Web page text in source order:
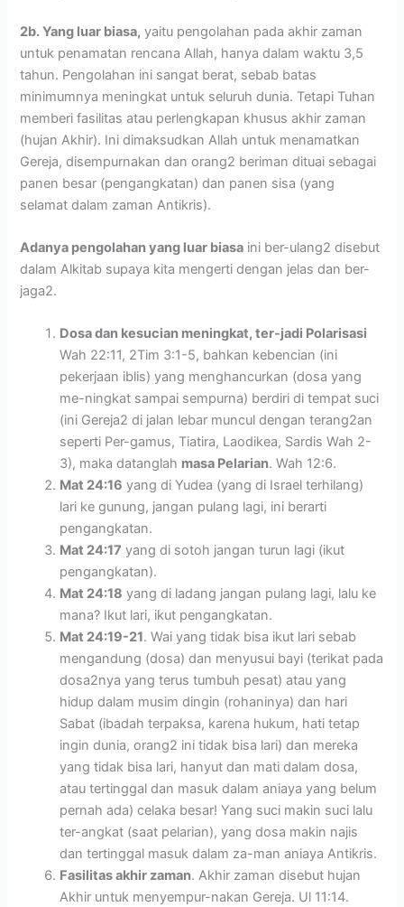
2b. Yang luar biasa, yaitu pengolahan pada akhir zaman
untuk penamatan rencana Allah, hanya dalam waktu 3,5
tahun. Pengolahan ini sangat berat, sebab batas
minimumnya meningkat untuk seluruh dunia. Tetapi Tuhan
memberi fasilitas atau perlengkapan khusus akhir zaman
(hujan Akhir). Ini dimaksudkan Allah untuk menamatkan
Gereja, disempurnakan dan orang2 beriman dituai sebagai
panen besar (pengangkatan) dan panen sisa (yang
selamat dalam zaman Antikris).
Adanya pengolahan yang luar biasa ini ber-ulang2 disebut
dalam Alkitab supaya kita mengerti dengan jelas dan ber-
jaga2.
Dosa dan kesucian meningkat, ter-jadi Polarisasi
Wah 22:11, 2Tim 3:1-5, bahkan kebencian (ini
pekerjaan iblis) yang menghancurkan (dosa yang
me-ningkat sampai sempurna) berdiri di tempat suci
(ini Gereja2 di jalan lebar muncul dengan terang2an
seperti Per-gamus, Tiatira, Laodikea, Sardis Wah 2-
3), maka datanglah masa Pelarian. Wah 12:6.
Mat 24:16 yang di Yudea (yang di Israel terhilang)
lari ke gunung, jangan pulang lagi, ini berarti
pengangkatan.
Mat 24:17 yang di sotoh jangan turun lagi (ikut
pengangkatan).
Mat 24:18 yang di ladang jangan pulang lagi, lalu ke
mana? Ikut lari, ikut pengangkatan.
Mat 24:19-21. Wai yang tidak bisa ikut lari sebab
mengandung (dosa) dan menyusui bayi (terikat pada
dosa2nya yang terus tumbuh pesat) atau yang
hidup dalam musim dingin (rohaninya) dan hari
Sabat (ibadah terpaksa, karena hukum, hati tetap
ingin dunia, orang2 ini tidak bisa lari) dan mereka
yang tidak bisa lari, hanyut dan mati dalam dosa,
atau tertinggal dan masuk dalam aniaya yang belum
pernah ada) celaka besar! Yang suci makin suci lalu
ter-angkat (saat pelarian), yang dosa makin najis
dan tertinggal masuk dalam za-man aniaya Antikris.
Fasilitas akhir zaman. Akhir zaman disebut hujan
Akhir untuk menyempur-nakan Gereja. Ul 11:14.